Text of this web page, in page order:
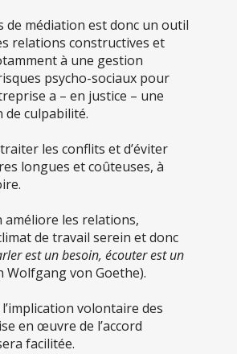
de médiation est donc un outil
relations constructives et
à une gestion
psycho-sociaux pour
a – en justice – une
culpabilité.
les conflits et d’éviter
longues et coûteuses, à
améliore les relations,
de travail serein et donc
est un besoin, écouter est un
Wolfgang von Goethe).
volontaire des
en œuvre de l’accord
facilitée.